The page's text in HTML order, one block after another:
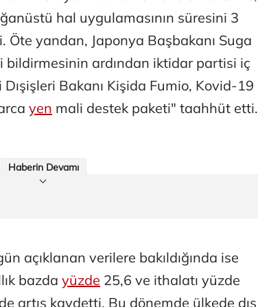
hal uygulamasının süresini 3
yandan, Japonya Başbakanı Suga
bildirmesinin ardından iktidar partisi iç
Bakanı Kişida Fumio, Kovid-19
yen mali destek paketi" taahhüt etti.
Haberin Devamı
açıklanan verilere bakıldığında ise
bazda yüzde 25,6 ve ithalatı yüzde
artış kaydetti. Bu dönemde ülkede dış